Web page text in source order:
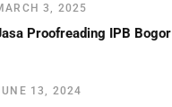
3, 2025
Proofreading IPB Bogor
13, 2024